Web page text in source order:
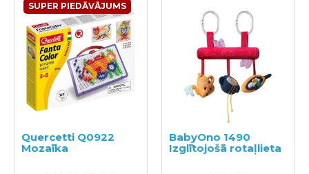
SUPER PIEDĀVĀJUMS
Quercetti Q0922
Mozaīka
BabyOno 1490
Izglītojošā rotaļlieta